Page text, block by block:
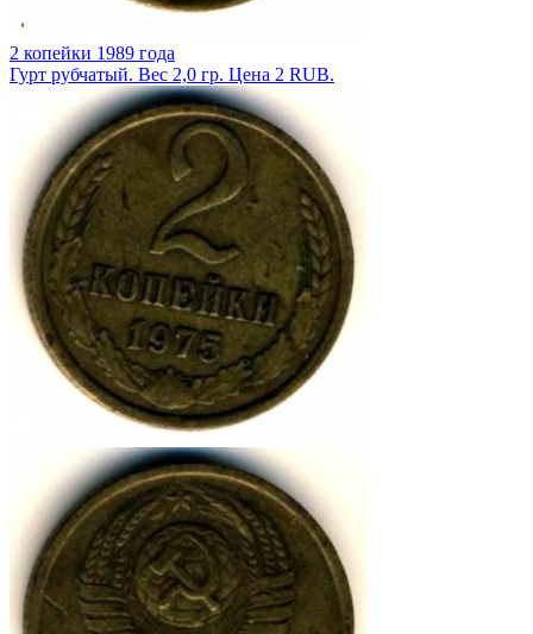
2 копейки 1989 года
Гурт рубчатый. Вес 2,0 гр. Цена 2 RUB.